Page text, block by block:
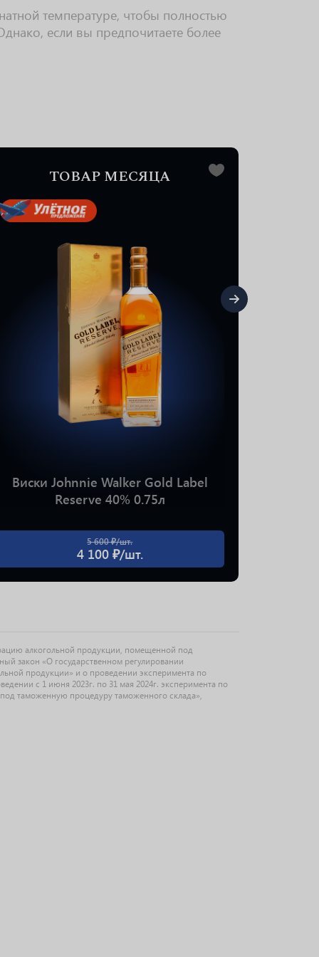
температуре, чтобы полностью
если вы предпочитаете более
ТОВАР МЕСЯЦА
Виски Johnnie Walker Gold Label
Reserve 40% 0.75л
5 600 ₽/шт.
4 100 ₽/шт.
алкогольной продукции, помещенной под
закон «О государственном регулировании
продукции» и о проведении эксперимента по
с 1 июня 2023г. по 31 мая 2024г. эксперимента по
таможенную процедуру таможенного склада»,